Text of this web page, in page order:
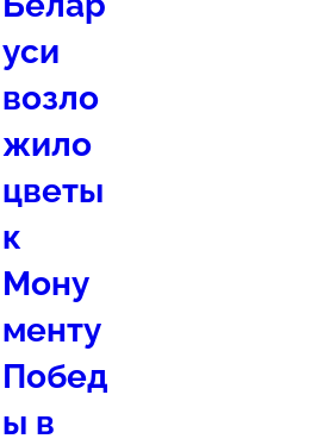
уси
возло
жило
цветы
к
Мону
менту
Побед
ы в